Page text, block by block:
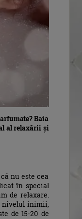
Baia
al relaxării și
nu este cea
în special
de relaxare.
nivelul inimii,
de 15-20 de